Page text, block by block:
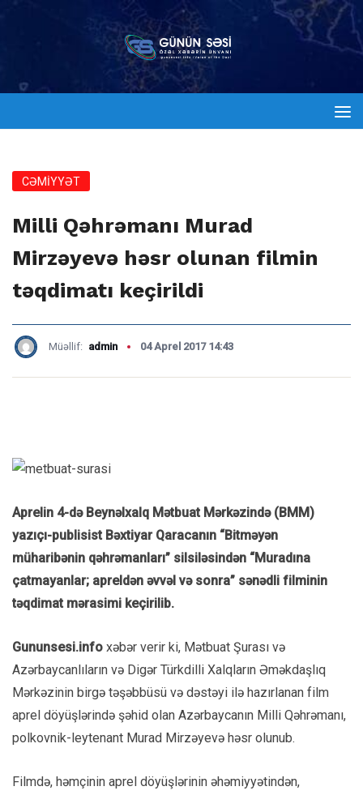
CƏMİYYƏT
Milli Qəhrəmanı Murad
Mirzəyevə həsr olunan filmin
təqdimatı keçirildi
Müəllif: admin 04 Aprel 2017 14:43
Aprelin 4-də Beynəlxalq Mətbuat Mərkəzində (BMM)
yazıçı-publisist Bəxtiyar Qaracanın “Bitməyən
müharibənin qəhrəmanları” silsiləsindən “Muradına
çatmayanlar; apreldən əvvəl və sonra” sənədli filminin
təqdimat mərasimi keçirilib.
Gununsesi.info xəbər verir ki, Mətbuat Şurası və
Azərbaycanlıların və Digər Türkdilli Xalqların Əməkdaşlıq
Mərkəzinin birgə təşəbbüsü və dəstəyi ilə hazırlanan film
aprel döyüşlərində şəhid olan Azərbaycanın Milli Qəhrəmanı,
polkovnik-leytenant Murad Mirzəyevə həsr olunub.
Filmdə, həmçinin aprel döyüşlərinin əhəmiyyətindən,